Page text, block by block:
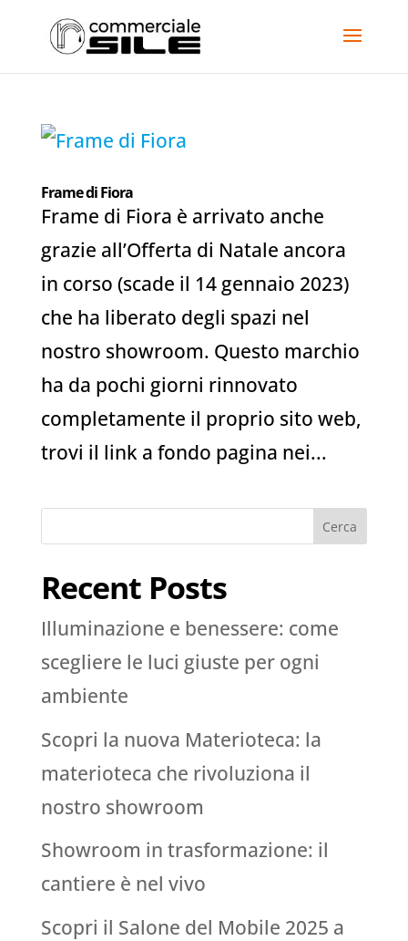
Frame di Fiora
Frame di Fiora è arrivato anche
grazie all’Offerta di Natale ancora
in corso (scade il 14 gennaio 2023)
che ha liberato degli spazi nel
nostro showroom. Questo marchio
ha da pochi giorni rinnovato
completamente il proprio sito web,
trovi il link a fondo pagina nei...
Cerca
Recent Posts
Illuminazione e benessere: come
scegliere le luci giuste per ogni
ambiente
Scopri la nuova Materioteca: la
materioteca che rivoluziona il
nostro showroom
Showroom in trasformazione: il
cantiere è nel vivo
Scopri il Salone del Mobile 2025 a